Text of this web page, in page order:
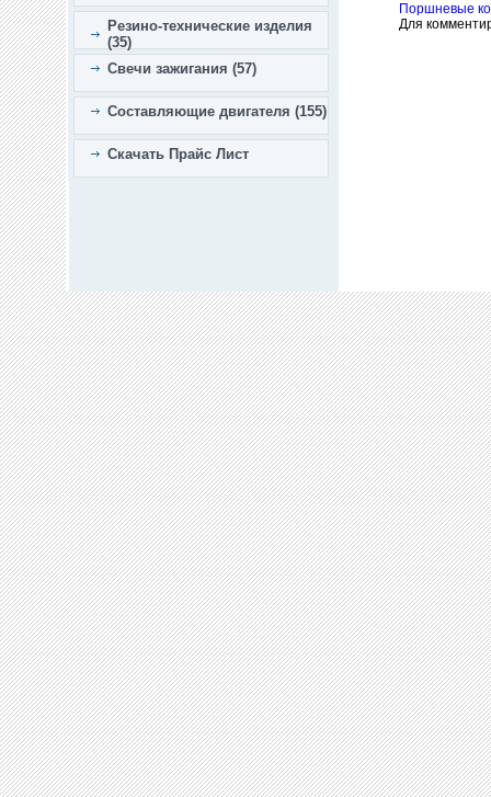
Резино-технические изделия
(35)
Свечи зажигания (57)
Составляющие двигателя (155)
Скачать Прайс Лист
Поршневые
Для